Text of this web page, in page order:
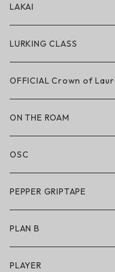
アパレル
ハードグッズ
LAKAI
LAKAI × POLeR
LAKAI × CHOCOLATE
LAKAI × RIPNDIP
シューズ
アパレル
アクセサリー
キッズシューズ
LURKING CLASS
OFFICIAL Crown of
ON THE ROAM
アパレル
サングラス
アンダーウェア
シューズ
OSC
PEPPER GRIPTAPE
PLAN B
PLAYER